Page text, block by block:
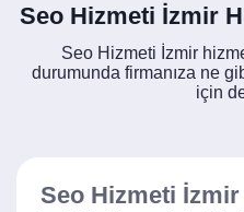
Seo Hizmeti İzmir
Seo Hizmeti İzmir
durumunda firmanıza ne
için
Seo Hizmeti İzmir